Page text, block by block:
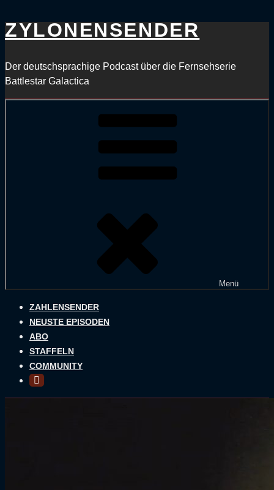
Zum
Inhalt
ZYLONEN​SENDER
Der deutschsprachige Podcast über die Fernsehserie
Battlestar Galactica
Menü
ZAHLENSENDER
NEUSTE EPISODEN
ABO
STAFFELN
COMMUNITY